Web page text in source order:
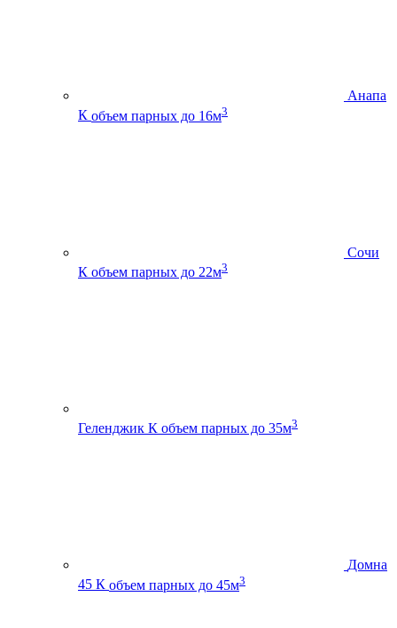
Анапа
К объем парных до 16м3
Сочи
К объем парных до 22м3
Геленджик К объем парных до 35м3
Домна
45 К объем парных до 45м3